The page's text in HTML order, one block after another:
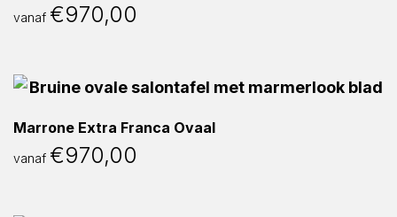
vanaf €970,00
Marrone Extra Franca Ovaal
vanaf €970,00